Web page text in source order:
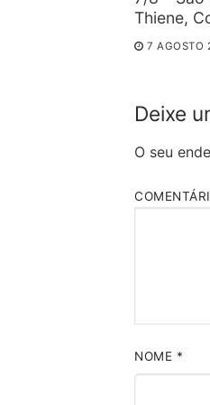
Thiene,
7 AGOSTO
Deixe
O seu
NOME *